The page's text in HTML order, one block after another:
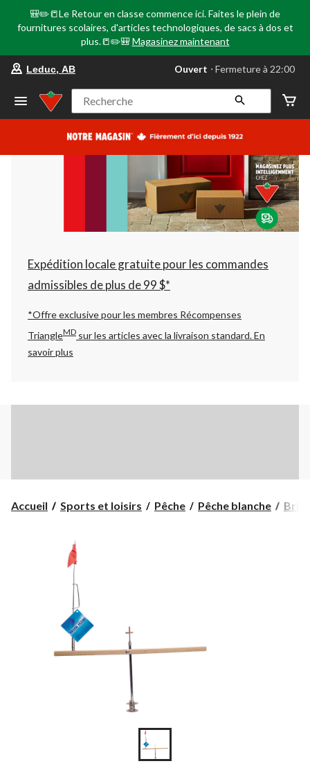
🎒✏️📒Le Retour en classe commence ici. Faites le plein de
fournitures scolaires, d'articles technologiques, de sacs à dos et
plus.📒✏️🎒 Magasinez maintenant
votre
préféré
Leduc,
AB,
courament
Fermeture
à
22:00
cliquer
pour
changer
Leduc, AB Ouvert ⋅ Fermeture à 22:00
Recherche
Expédition locale gratuite pour les commandes
admissibles de plus de 99 $*
*Offre exclusive pour les membres Récompenses
TriangleMD sur les articles avec la livraison standard.En
savoir plus
Accueil Sports et loisirs Pêche Pêche blanche